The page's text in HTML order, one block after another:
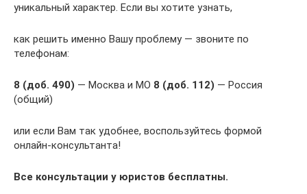
уникальный характер. Если вы хотите узнать,
как решить именно Вашу проблему — звоните по
телефонам:
8 (доб. 490) — Москва и МО 8 (доб. 112) — Россия
(общий)
или если Вам так удобнее, воспользуйтесь формой
онлайн-консультанта!
Все консультации у юристов бесплатны.